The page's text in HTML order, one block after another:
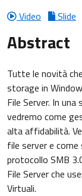
Video
Slide
Abstract
Tutte le novità
storage in
File Server. In
vedremo come
alta affidabilità.
file server e
protocollo SMB
File Server che
Virtuali.